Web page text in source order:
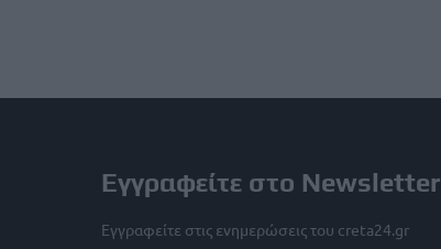
Εγγραφείτε στο Newsletter
Εγγραφείτε στις ενημερώσεις του creta24.gr